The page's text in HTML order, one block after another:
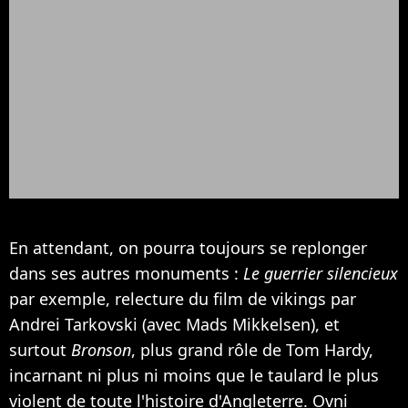
En attendant, on pourra toujours se replonger
dans ses autres monuments : Le guerrier silencieux
par exemple, relecture du film de vikings par
Andrei Tarkovski (avec Mads Mikkelsen), et
surtout Bronson, plus grand rôle de Tom Hardy,
incarnant ni plus ni moins que le taulard le plus
violent de toute l'histoire d'Angleterre. Ovni